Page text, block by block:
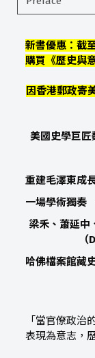
新書優惠：截
購買《歷史與
因香港郵政寄
美國史學巨匠
重建毛澤東成
一場學術獨奏
梁禾、蕭延中
（
哈佛檔案館藏
「當官僚政治
表現為意志，